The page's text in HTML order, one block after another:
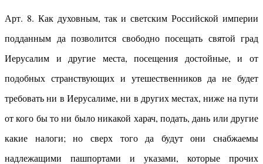
Арт. 8. Как духовным, так и светским Российской империи
подданным да позволится свободно посещать святой град
Иерусалим и другие места, посещения достойные, и от
подобных странствующих и утешественников да не будет
требовать ни в Иерусалиме, ни в других местах, ниже на пути
от кого бы то ни было никакой харач, подать, дань или другие
какие налоги; но сверх того да будут они снабжаемы
надлежащими пашпортами и указами, которые прочих